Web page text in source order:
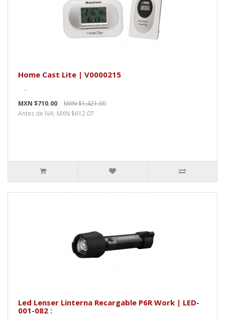
Home Cast Lite | V0000215
..
MXN $710.00
MXN $1,421.00
Antes de IVA: MXN $612.07
Led Lenser Linterna Recargable P6R Work | LED-
001-082 :